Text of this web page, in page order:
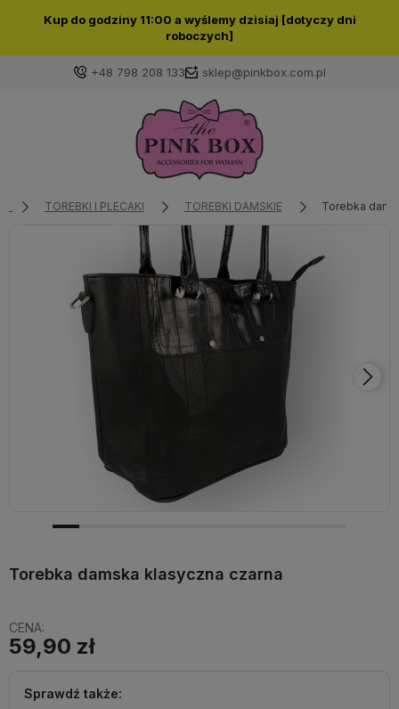
Kup do godziny 11:00 a wyślemy dzisiaj [dotyczy dni
roboczych]
+48 798 208 133 sklep@pinkbox.com.pl
Zaloguj się
Wybierz coś dla siebie z naszej aktualnej oferty lub
zaloguj się, aby przywrócić dodane produkty do listy
z poprzedniej sesji.
TOREBKI I PLECAKI TOREBKI DAMSKIE Torebka
Torebka damska klasyczna czarna
CENA:
59,90 zł
Sprawdź także: